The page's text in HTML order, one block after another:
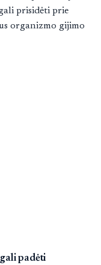
prisidėti prie
organizmo gijimo
padėti